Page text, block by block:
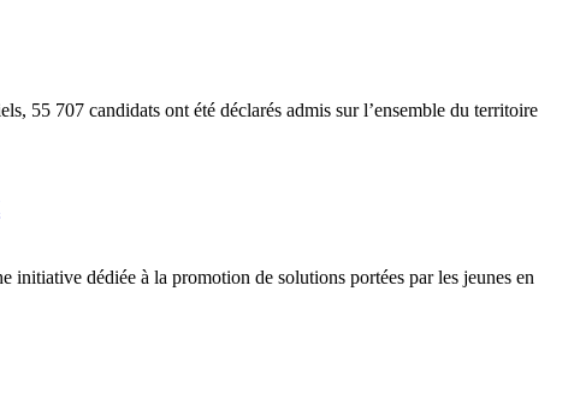
55 707 candidats ont été déclarés admis sur l’ensemble du territoire
dédiée à la promotion de solutions portées par les jeunes en